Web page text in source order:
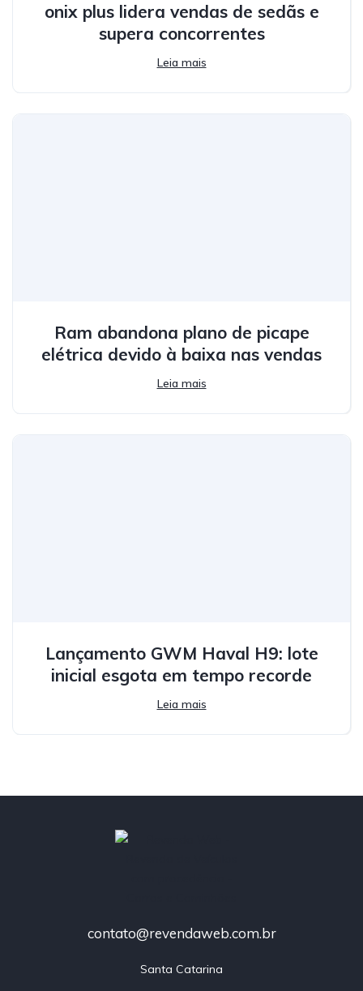
onix plus lidera vendas de sedãs e
supera concorrentes
Leia mais
Ram abandona plano de picape
elétrica devido à baixa nas vendas
Leia mais
Lançamento GWM Haval H9: lote
inicial esgota em tempo recorde
Leia mais
contato@revendaweb.com.br
Santa Catarina